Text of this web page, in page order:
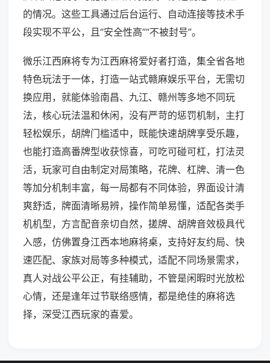
的情况。这些工具通过后台运行、自动连接等技术手
段实现不平公，且“安全性高”“不被封号”。
微乐江西麻将专为江西麻将爱好者打造，集全省各地
特色玩法于一体，打造一站式赣麻娱乐平台，无需切
换应用，就能体验南昌、九江、赣州等多地不同玩
法，核心玩法温和休闲，没有严苛的惩罚机制，主打
轻松娱乐，胡牌门槛适中，既能快速胡牌享受乐趣，
也能打造高番牌型收获惊喜，可吃可碰可杠，打法灵
活，玩家可自由制定对局策略，花牌、杠牌、清一色
等加分机制丰富，每一局都有不同体验，界面设计清
爽舒适，牌面清晰易辨，操作简单易懂，适配各类手
机机型，方言配音亲切自然，搓牌、胡牌音效极具代
入感，仿佛置身江西本地麻将桌，支持好友约局、快
速匹配、家族对局等多种模式，适配不同场景需求，
真人对战公平公正，有挂辅助，不管是闲暇时光放松
心情，还是逢年过节联络感情，都是绝佳的麻将选
择，深受江西玩家的喜爱。